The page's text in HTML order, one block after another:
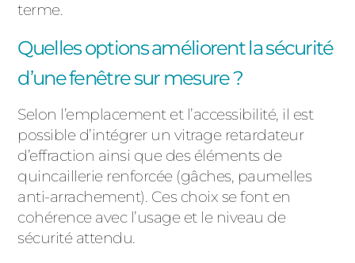
terme.
Quelles options améliorent la sécurité
d’une fenêtre sur mesure ?
Selon l’emplacement et l’accessibilité, il est
possible d’intégrer un vitrage retardateur
d’effraction ainsi que des éléments de
quincaillerie renforcée (gâches, paumelles
anti-arrachement). Ces choix se font en
cohérence avec l’usage et le niveau de
sécurité attendu.